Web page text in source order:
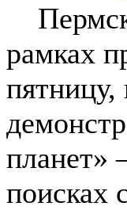
рамках
пятницу,
планет»
поисках